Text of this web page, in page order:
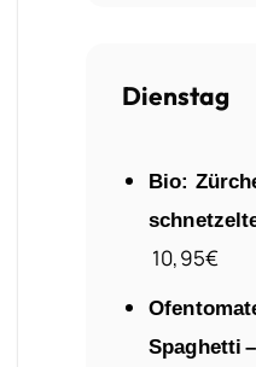
Dienstag
Bio:
10,95€
Spaghetti –